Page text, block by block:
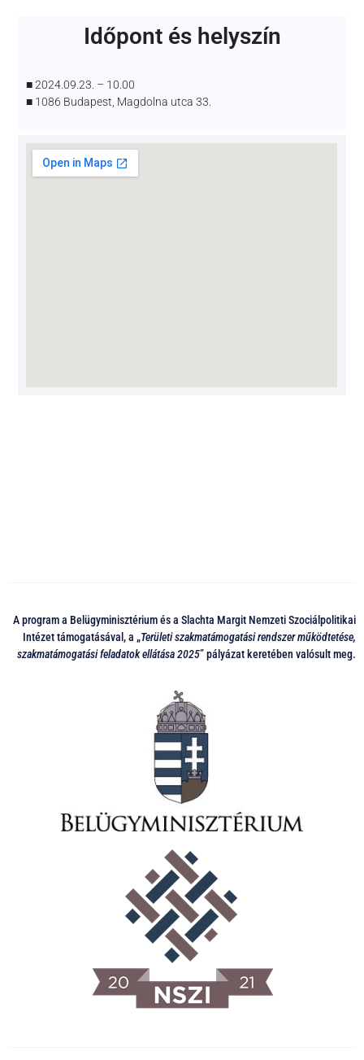
Időpont és helyszín
■ 2024.09.23. – 10.00
■ 1086 Budapest, Magdolna utca 33.
A program a Belügyminisztérium és a Slachta Margit Nemzeti Szociálpolitikai
Intézet támogatásával, a „Területi szakmatámogatási rendszer működtetése,
szakmatámogatási feladatok ellátása 2025” pályázat keretében valósult meg.